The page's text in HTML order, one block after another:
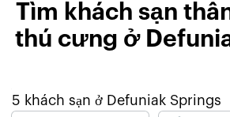
Tìm khách sạn
thú cưng ở
5 khách sạn ở Defuniak Springs